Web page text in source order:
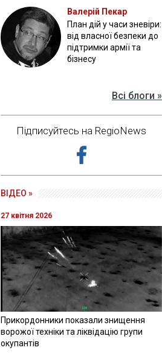
Валерій Пекар
План дій у часи зневіри:
від власної безпеки до
підтримки армії та
бізнесу
Всі блоги »
Підписуйтесь на RegioNews
ВІДЕО »
27 квітня 2026
Прикордонники показали знищення
ворожої техніки та ліквідацію групи
окупантів